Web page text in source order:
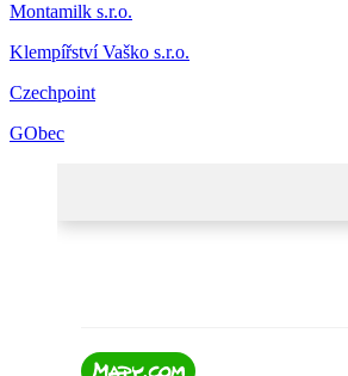
Montamilk s.r.o.
Klempířství Vaško s.r.o.
Czechpoint
GObec